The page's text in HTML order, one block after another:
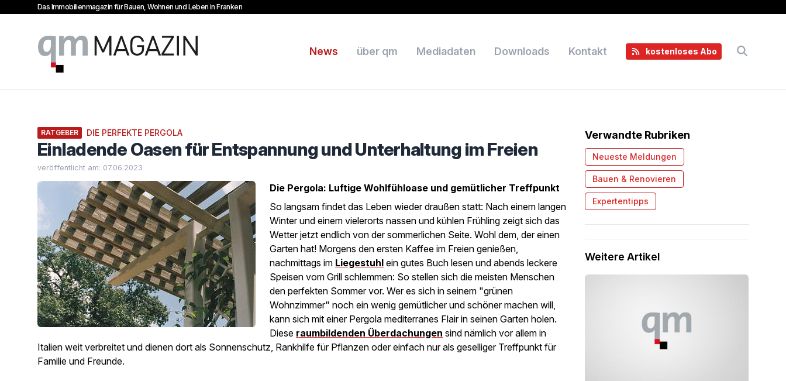
Das Immobilienmagazin für Bauen, Wohnen und Leben in Franken
qm Magazin
News über qm Mediadaten Downloads Kontakt kostenloses Abo
RATGEBER DIE PERFEKTE PERGOLA
Einladende Oasen für Entspannung und Unterhaltung im Freien
veröffentlicht am: 07.06.2023
Die Pergola: Luftige Wohlfühloase und gemütlicher Treffpunkt
So langsam findet das Leben wieder draußen statt: Nach einem langen
Winter und einem vielerorts nassen und kühlen Frühling zeigt sich das
Wetter jetzt endlich von der sommerlichen Seite. Wohl dem, der einen
Garten hat! Morgens den ersten Kaffee im Freien genießen,
nachmittags im Liegestuhl ein gutes Buch lesen und abends leckere
Speisen vom Grill schlemmen: So stellen sich die meisten Menschen
den perfekten Sommer vor. Wer es sich in seinem "grünen
Wohnzimmer" noch ein wenig gemütlicher und schöner machen will,
kann sich mit einer Pergola mediterranes Flair in seinen Garten holen.
Diese raumbildenden Überdachungen sind nämlich vor allem in
Italien weit verbreitet und dienen dort als Sonnenschutz, Rankhilfe für Pflanzen oder einfach nur als geselliger Treffpunkt für
Familie und Freunde.
Verwandte Rubriken
Neueste Meldungen
Bauen & Renovieren
Expertentipps
Weitere Artikel